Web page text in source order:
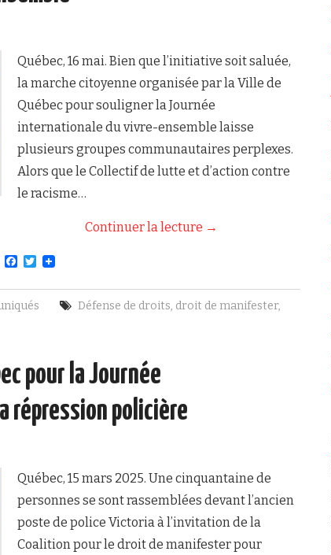
Québec, 16 mai. Bien que l’initiative soit saluée,
la marche citoyenne organisée par la Ville de
Québec pour souligner la Journée
internationale du vivre-ensemble laisse
plusieurs groupes communautaires perplexes.
Alors que le Collectif de lutte et d’action contre
le racisme…
Continuer la lecture →
F
c
b
T
i
t
Défense de droits, droit de manifester,
pour la Journée
répression policière
Québec, 15 mars 2025. Une cinquantaine de
personnes se sont rassemblées devant l’ancien
poste de police Victoria à l’invitation de la
Coalition pour le droit de manifester pour